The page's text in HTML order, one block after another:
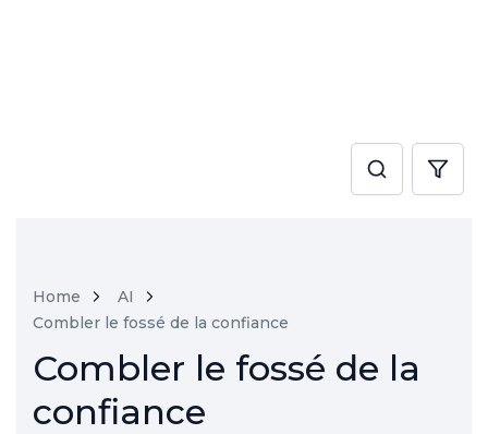
Home
AI
Combler le fossé de la confiance
Combler le fossé de la
confiance